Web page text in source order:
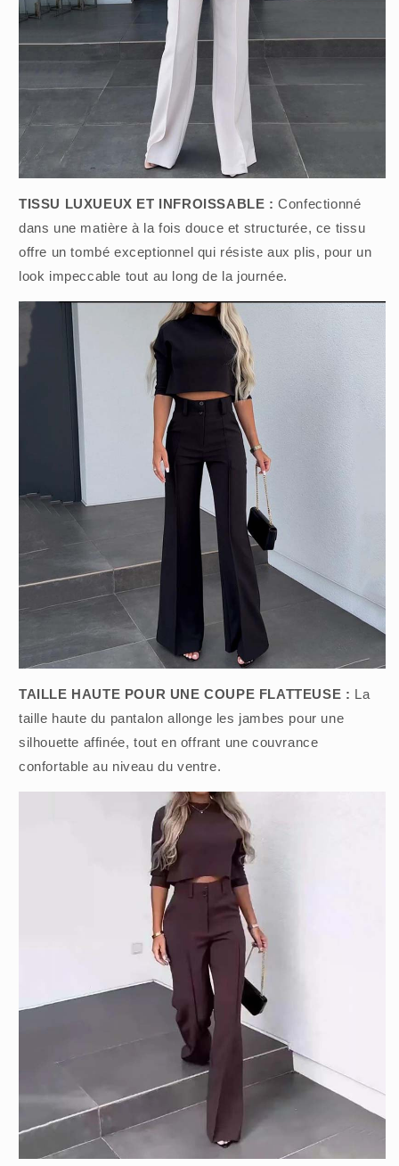
TISSU LUXUEUX ET INFROISSABLE :Confectionné
dans une matière à la fois douce et structurée, ce tissu
offre un tombé exceptionnel qui résiste aux plis, pour un
look impeccable tout au long de la journée.
TAILLE HAUTE POUR UNE COUPE FLATTEUSE : La
taille haute du pantalon allonge les jambes pour une
silhouette affinée, tout en offrant une couvrance
confortable au niveau du ventre.